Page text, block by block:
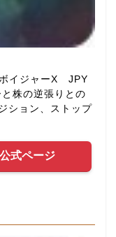
ボイジャーX JPY
株の逆張りとの
ション、ストップ
公式ページ